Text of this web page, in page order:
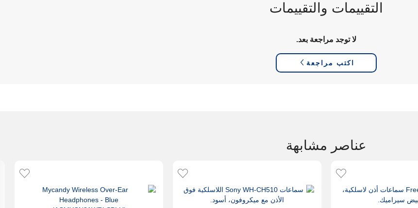
التقييمات والتقييمات
لا توجد مراجعة بعد.
اكتب مراجعة
عناصر مشابهة